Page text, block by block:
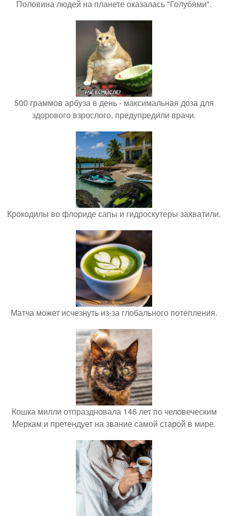
Половина людей на планете оказалась "Голубями".
500 граммов арбуза в день - максимальная доза для
здорового взрослого, предупредили врачи.
Крокодилы во флориде сапы и гидроскутеры захватили.
Матча может исчезнуть из-за глобального потепления.
Кошка милли отпраздновала 146 лет по человеческим
Меркам и претендует на звание самой старой в мире.